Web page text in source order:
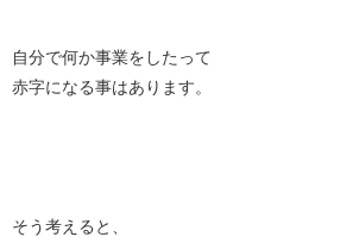
自分で何か事業をしたって
赤字になる事はあります。
そう考えると、